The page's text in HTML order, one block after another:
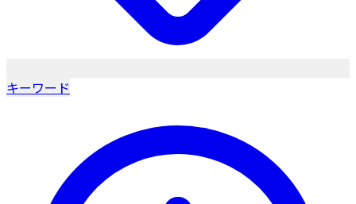
キーワード